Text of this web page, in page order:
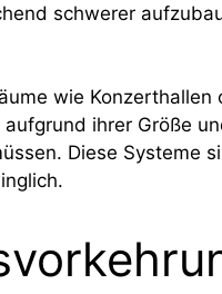
schwerer
wie
ihrer Größe
Diese Systeme